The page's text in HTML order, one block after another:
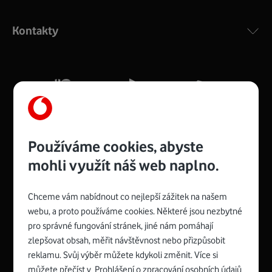
silný signál pro celou domácnost. Kompaktní rozměry 21
Více o COMPAL CH7465VF
Zyxel VMG8623-T50B:
Rozměry modemu jsou 16 x 22 x 7,5 cm (včetně stojánku)
a nabízí 4 gigabitové LAN porty a bezdrátové připojení Wi-
Spojte se s Vodafonem
Kontakty
Používáme cookies, abyste
mohli využít náš web naplno.
Chceme vám nabídnout co nejlepší zážitek na našem
webu, a proto používáme cookies. Některé jsou nezbytné
pro správné fungování stránek, jiné nám pomáhají
zlepšovat obsah, měřit návštěvnost nebo přizpůsobit
reklamu. Svůj výběr můžete kdykoli změnit. Více si
můžete přečíst v Prohlášení o zpracování osobních údajů